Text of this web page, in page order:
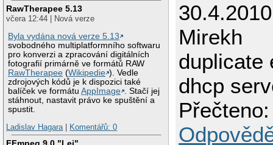
RawTherapee 5.13
včera 12:44 | Nová verze
Byla vydána nová verze 5.13
svobodného multiplatformního softwaru
pro konverzi a zpracování digitálních
fotografií primárně ve formátů RAW
RawTherapee (Wikipedie ). Vedle
zdrojových kódů je k dispozici také
balíček ve formátuAppImage
. Stačí jej
stáhnout, nastavit právo ke spuštění a
spustit.
Ladislav Hagara| Komentářů: 0
Mirekh
duplicate
dhcp